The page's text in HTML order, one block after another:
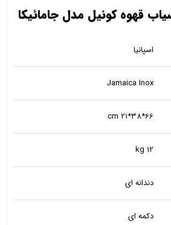
قهوه کونیل مدل جامائیکا
اسپانیا
Jamaica Inox
cm 21*38*66
12 kg
دندانه ای
دکمه ای